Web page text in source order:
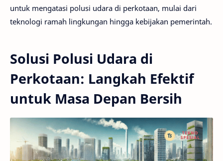
untuk mengatasi polusi udara di perkotaan, mulai dari
teknologi ramah lingkungan hingga kebijakan pemerintah.
Solusi Polusi Udara di
Perkotaan: Langkah Efektif
untuk Masa Depan Bersih